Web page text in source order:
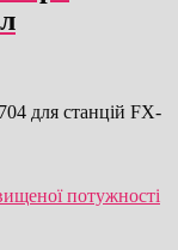
для станцій FX-